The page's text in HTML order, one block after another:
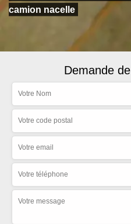
camion nacelle
Demande